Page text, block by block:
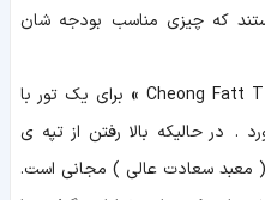
که چیزی مناسب بودجه شان
Cheong Fatt
» برای یک تور با
می خورد . در حالیکه بالا رفتن از تپه ی
( معبد سعادت عالی ) مجانی است.